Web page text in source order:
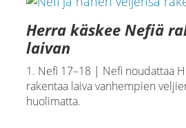
Herra käskee Nefiä
laivan
1. Nefi 17–18 | Nefi noudattaa
rakentaa laiva vanhempien
huolimatta.